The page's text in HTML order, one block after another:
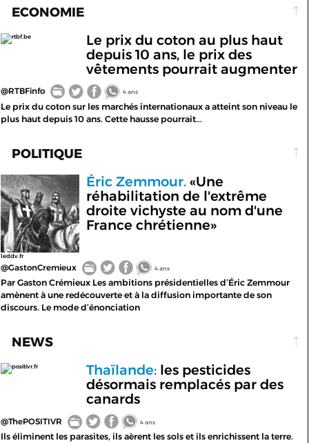
ECONOMIE
rtbf.be
Le prix du coton au plus haut
depuis 10 ans, le prix des
vêtements pourrait augmenter
@RTBFinfo 4 ans
Le prix du coton sur les marchés internationaux a atteint son niveau le
plus haut depuis 10 ans. Cette hausse pourrait...
POLITIQUE
leddv.fr
Éric Zemmour.«Une
réhabilitation de l'extrême
droite vichyste au nom d'une
France chrétienne»
@GastonCremieux 4 ans
Par Gaston Crémieux Les ambitions présidentielles d’Éric Zemmour
amènent à une redécouverte et à la diffusion importante de son
discours. Le mode d’énonciation
NEWS
positivr.fr Thaïlande:les pesticides
désormais remplacés par des
canards
@ThePOSITIVR 4 ans
Ils éliminent les parasites, ils aèrent les sols et ils enrichissent la terre.